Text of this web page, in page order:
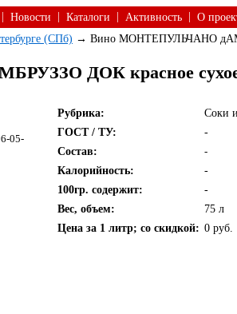
Новости Каталоги Активность О
(СПб) → Вино МОНТЕПУЛЬЧАНО
ДОК красное сухое
05-
Рубрика:
Соки
ГОСТ / ТУ:
-
Состав:
-
Калорийность:
-
100гр. содержит:
-
Вес, объем:
75 л
Цена за 1 литр; со скидкой: 0 руб.